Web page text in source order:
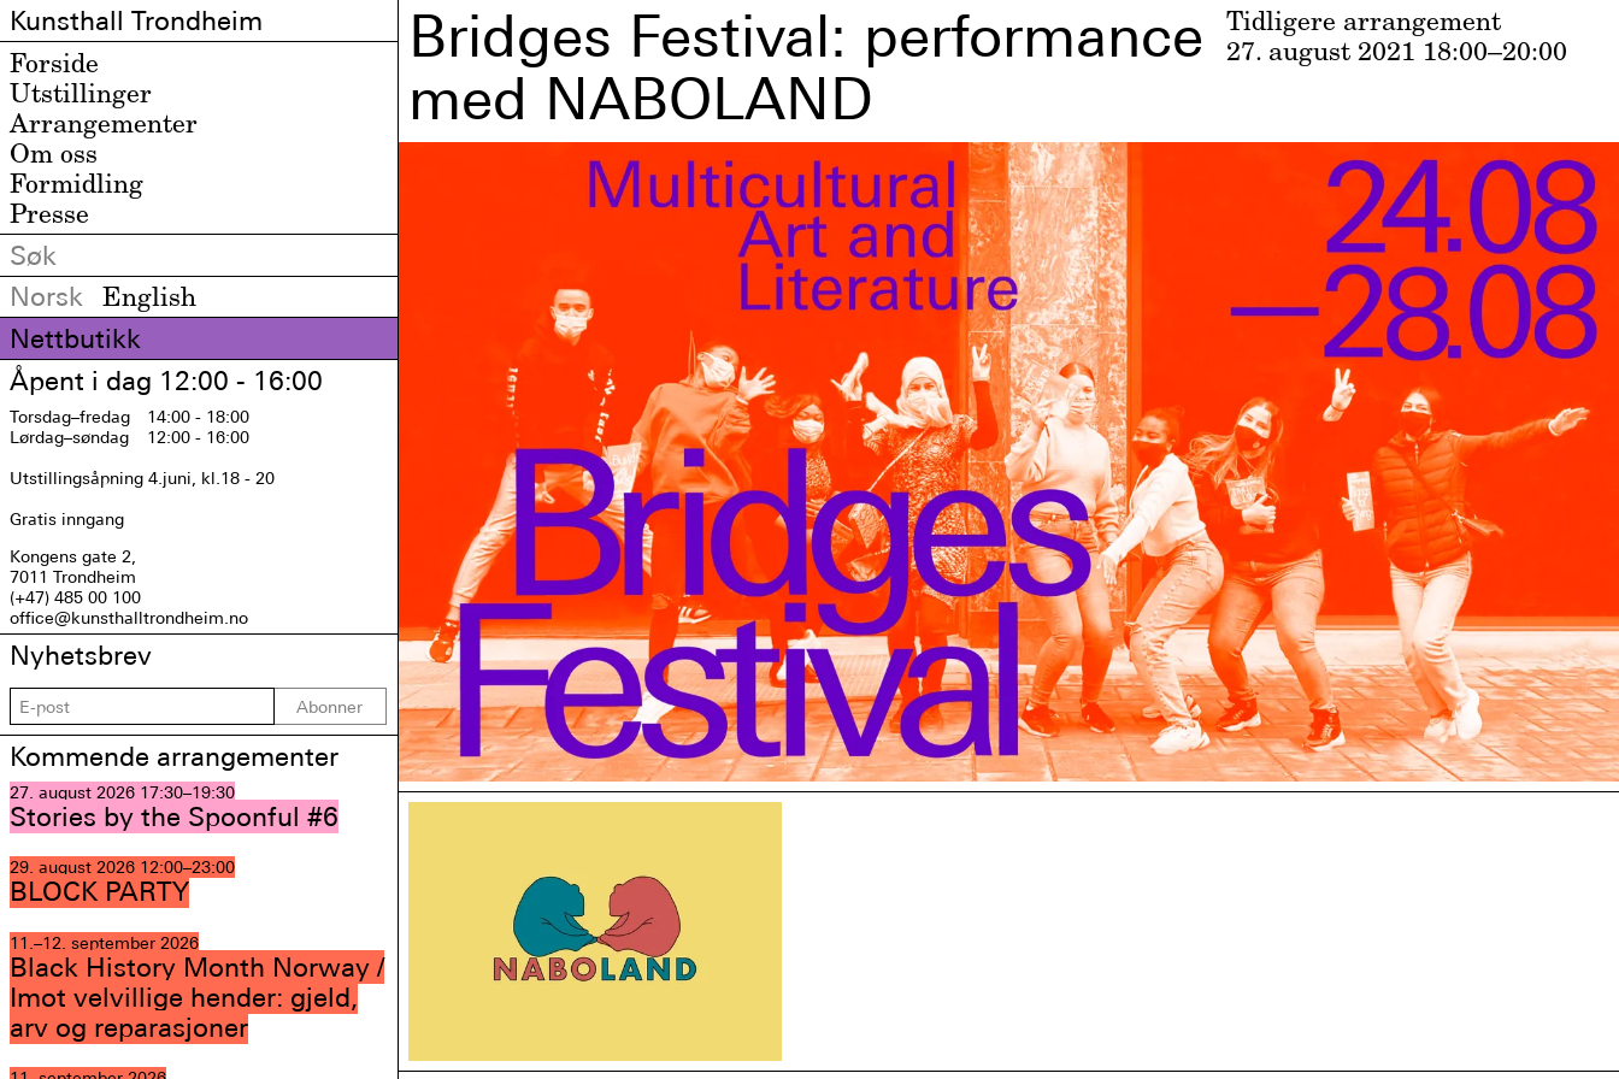
Kunsthall Trondheim
Forside
Utstillinger
Arrangementer
Om oss
Formidling
Presse
Norsk
English
Nettbutikk
Åpent i dag 12:00 - 16:00
Torsdag–fredag
14:00 - 18:00
Lørdag–søndag 12:00 - 16:00
Utstillingsåpning 4.juni, kl.18 - 20
Gratis inngang
Kongens gate 2,
7011 Trondheim
(+47) 485 00 100
office@kunsthalltrondheim.no
Nyhetsbrev
Abonner
Kommende arrangementer
27. august 2026 17:30–19:30
Stories by the Spoonful #6
29. august 2026 12:00–23:00
BLOCK PARTY
11.–12. september 2026
Black History Month Norway /
Imot velvillige hender: gjeld,
arv og reparasjoner
Tidligere arrangement
27. august 2021 18:00–20:00
Bridges Festival: performance
med NABOLAND